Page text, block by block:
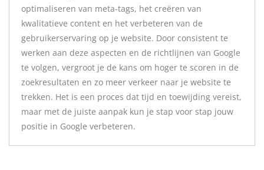
optimaliseren van meta-tags, het creëren van
kwalitatieve content en het verbeteren van de
gebruikerservaring op je website. Door consistent te
werken aan deze aspecten en de richtlijnen van Google
te volgen, vergroot je de kans om hoger te scoren in de
zoekresultaten en zo meer verkeer naar je website te
trekken. Het is een proces dat tijd en toewijding vereist,
maar met de juiste aanpak kun je stap voor stap jouw
positie in Google verbeteren.